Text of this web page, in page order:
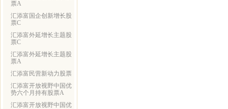
票A
汇添富国企创新增长股
票C
汇添富外延增长主题股
票C
汇添富外延增长主题股
票A
汇添富民营新动力股票
汇添富开放视野中国优
势六个月持有股票A
汇添富开放视野中国优